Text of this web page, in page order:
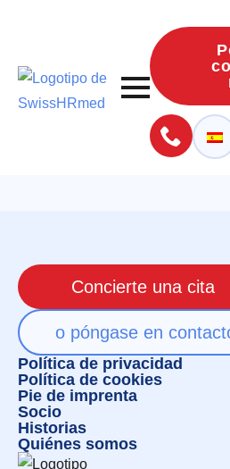
Socio
Historias
Quiénes somos
Política de privacidad
Política de cookies
Pie de imprenta
Concierte una cita
o póngase en